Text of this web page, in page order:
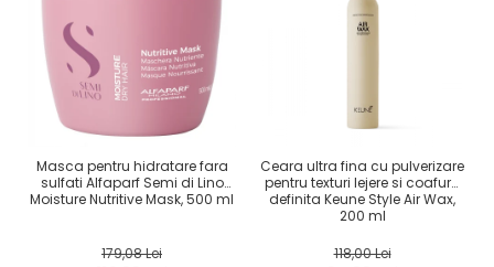
Masca pentru hidratare fara
sulfati Alfaparf Semi di Lino
Moisture Nutritive Mask, 500 ml
179,08 Lei
Ceara ultra fina cu pulverizare
pentru texturi lejere si coafura
definita Keune Style Air Wax,
200 ml
118,00 Lei